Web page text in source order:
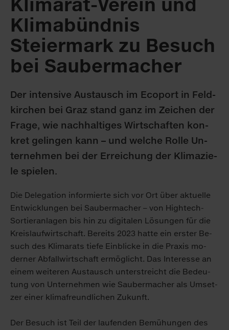
Klimarat-Verein und
Klimabündnis
Steiermark zu Besuch
bei Saubermacher
Der in­ten­si­ve Aus­tausch im Eco­port in Feld­
kir­chen bei Graz stand ganz im Zei­chen der
Fra­ge, wie nach­hal­ti­ges Wirt­schaf­ten kon­
kret ge­lin­gen kann – und wel­che Rol­le Un­
ter­neh­men bei der Er­rei­chung der Kli­ma­zie­
le spie­len.
Die De­le­ga­ti­on in­for­mier­te sich vor Ort über ak­tu­el­le
Ent­wick­lun­gen bei Sau­ber­ma­cher – von High­tech-
Sor­tier­an­la­gen bis hin zu di­gi­ta­len Lö­sun­gen für die
Kreis­lauf­wirt­schaft. Be­reits 2023 hat­te ein ers­ter Be­
such des Kli­ma­rats tie­fe Ein­bli­cke in die Pra­xis mo­
der­ner Ab­fall­wirt­schaft er­mög­licht. Das In­ter­es­se an
ei­nem wei­te­ren Aus­tausch un­ter­streicht die Be­deu­
tung von Un­ter­neh­men wie Sau­ber­ma­cher als Um­set­
zer ei­ner kli­ma­freund­li­chen Zu­kunft.
Der Be­such ist Teil der lau­fen­den Be­mü­hun­gen des